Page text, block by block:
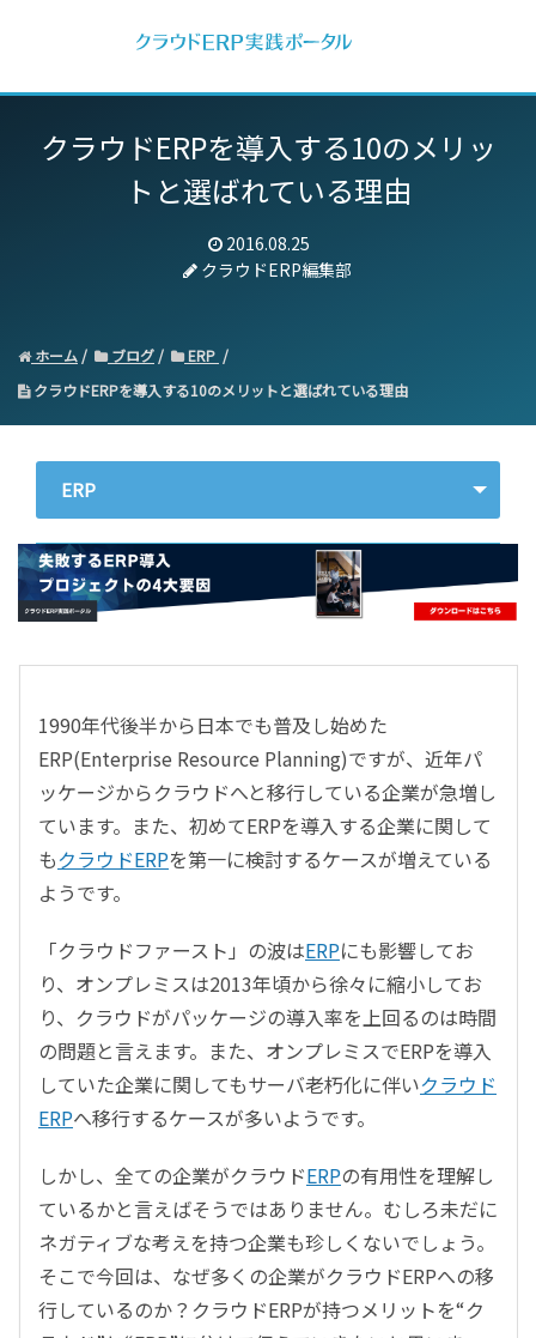
クラウドERPを導入する10のメリッ
トと選ばれている理由
2016.08.25
クラウドERP編集部
ホーム ブログ
ERP
クラウドERPを導入する10のメリットと選ばれている理由
ERP
ERP
会計
CRM／営業支援／Eコマース
DX（2025年の崖）／クラウドコンピューティング
データ分析／BI
ガバナンス／リスク管理
BPR／業務改善
1990年代後半から日本でも普及し始めた
ERP(Enterprise Resource Planning)ですが、近年パ
ッケージからクラウドへと移行している企業が急増し
ています。また、初めてERPを導入する企業に関して
もクラウドERPを第一に検討するケースが増えている
ようです。
「クラウドファースト」の波はERPにも影響してお
り、オンプレミスは2013年頃から徐々に縮小してお
り、クラウドがパッケージの導入率を上回るのは時間
の問題と言えます。また、オンプレミスでERPを導入
していた企業に関してもサーバ老朽化に伴いクラウド
ERPへ移行するケースが多いようです。
しかし、全ての企業がクラウドERPの有用性を理解し
ているかと言えばそうではありません。むしろ未だに
ネガティブな考えを持つ企業も珍しくないでしょう。
そこで今回は、なぜ多くの企業がクラウドERPへの移
行しているのか？クラウドERPが持つメリットを“ク